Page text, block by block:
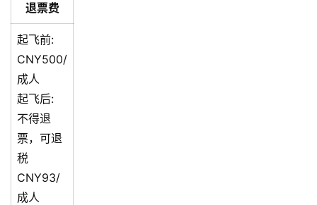
退票费
起飞前:
CNY500/
成人
起飞后:
不得退
票，可退
税
CNY93/
成人